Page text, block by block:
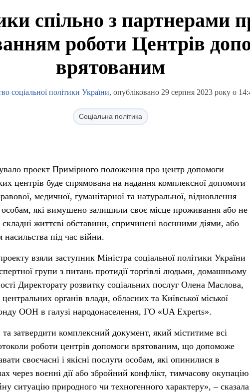
спільно з партнерами
роботи Центрів
врятованим
соціальної політики України, опубліковано 29 серпня 2023 року о
Соціальна політика
проект Примірного положення про центр допомоги
центрів буде спрямована на надання комплексної допомоги
медичної, гуманітарної та натуральної, відновлення
які вимушено залишили своє місце проживання або не
життєві обставини, спричинені воєнними діями, або
під час війни.
взяли заступник Міністра соціальної політики України
групи з питань протидії торгівлі людьми, домашньому
Директорату розвитку соціальних послуг Олена Маслова,
органів влади, обласних та Київської міської
ООН в галузі народонаселення, ГО «UA Experts».
затвердити комплексний документ, який міститиме всі
роботи центрів допомоги врятованим, що допоможе
своєчасні і якісні послуги особам, які опинилися в
через воєнні дії або збройний конфлікт, тимчасову окупацію
ситуацію природного чи техногенного характеру», – сказала